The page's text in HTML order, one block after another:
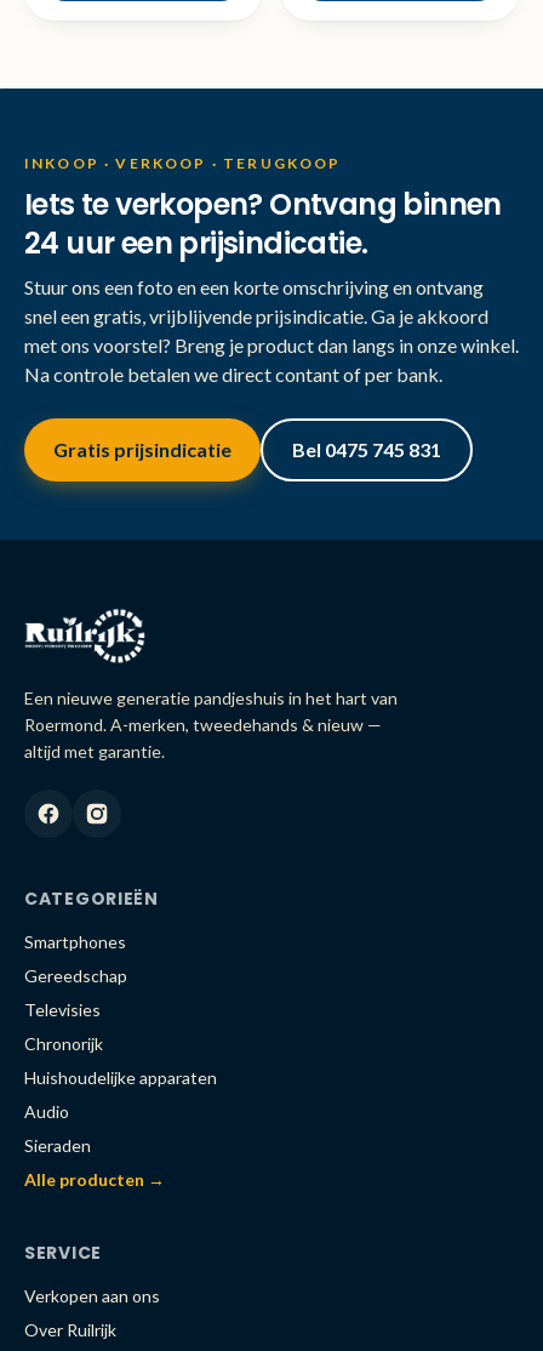
INKOOP · VERKOOP · TERUGKOOP
Iets te verkopen? Ontvang binnen
24 uur een prijsindicatie.
Stuur ons een foto en een korte omschrijving en ontvang
snel een gratis, vrijblijvende prijsindicatie. Ga je akkoord
met ons voorstel? Breng je product dan langs in onze winkel.
Na controle betalen we direct contant of per bank.
Gratis prijsindicatie Bel 0475 745 831
Een nieuwe generatie pandjeshuis in het hart van
Roermond. A-merken, tweedehands & nieuw —
altijd met garantie.
CATEGORIEËN
Smartphones
Gereedschap
Televisies
Chronorijk
Huishoudelijke apparaten
Audio
Sieraden
Alle producten →
SERVICE
Verkopen aan ons
Over Ruilrijk